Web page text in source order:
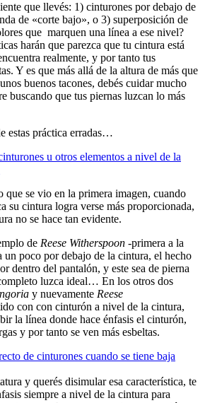
que llevés: 1) cinturones por debajo de
de «corte bajo», o 3) superposición de
que marquen una línea a ese nivel?
harán que parezca que tu cintura está
realmente, y por tanto tus
Y es que más allá de la altura de más que
buenos tacones, debés cuidar mucho
buscando que tus piernas luzcan lo más
estas práctica erradas…
que se vio en la primera imagen, cuando
su cintura logra verse más proporcionada,
no se hace tan evidente.
de Reese Witherspoon -primera a la
poco por debajo de la cintura, el hecho
dentro del pantalón, y este sea de pierna
luzca ideal… En los otros dos
y nuevamente Reese
con con cinturón a nivel de la cintura,
la línea donde hace énfasis el cinturón,
y por tanto se ven más esbeltas.
y querés disimular esa característica, te
siempre a nivel de la cintura para